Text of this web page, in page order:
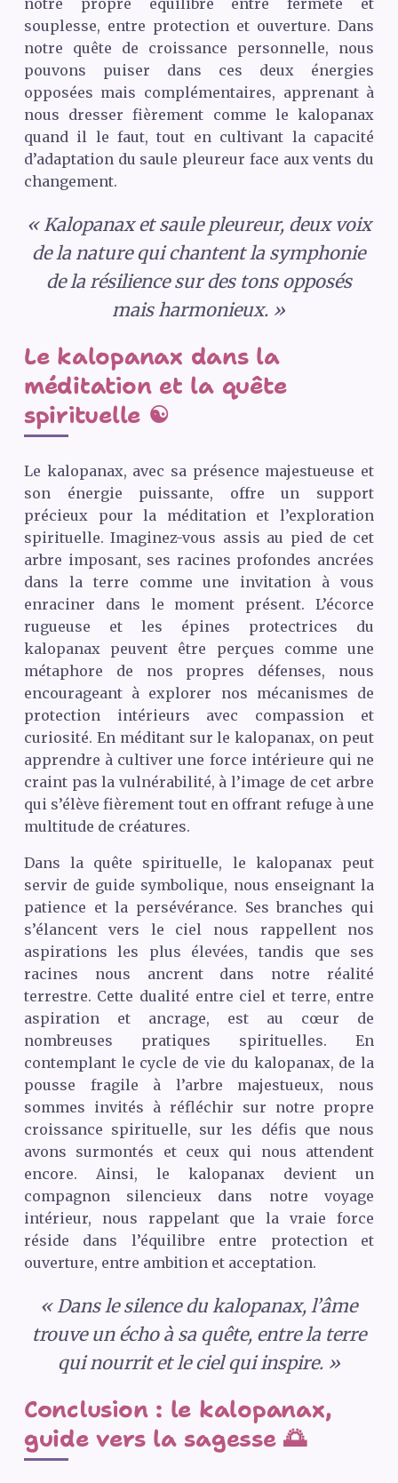
notre propre équilibre entre fermeté et
souplesse, entre protection et ouverture. Dans
notre quête de croissance personnelle, nous
pouvons puiser dans ces deux énergies
opposées mais complémentaires, apprenant à
nous dresser fièrement comme le kalopanax
quand il le faut, tout en cultivant la capacité
d’adaptation du saule pleureur face aux vents du
changement.
« Kalopanax et saule pleureur, deux voix
de la nature qui chantent la symphonie
de la résilience sur des tons opposés
mais harmonieux. »
Le kalopanax dans la
méditation et la quête
spirituelle ☯️
Le kalopanax, avec sa présence majestueuse et
son énergie puissante, offre un support
précieux pour la méditation et l’exploration
spirituelle. Imaginez-vous assis au pied de cet
arbre imposant, ses racines profondes ancrées
dans la terre comme une invitation à vous
enraciner dans le moment présent. L’écorce
rugueuse et les épines protectrices du
kalopanax peuvent être perçues comme une
métaphore de nos propres défenses, nous
encourageant à explorer nos mécanismes de
protection intérieurs avec compassion et
curiosité. En méditant sur le kalopanax, on peut
apprendre à cultiver une force intérieure qui ne
craint pas la vulnérabilité, à l’image de cet arbre
qui s’élève fièrement tout en offrant refuge à une
multitude de créatures.
Dans la quête spirituelle, le kalopanax peut
servir de guide symbolique, nous enseignant la
patience et la persévérance. Ses branches qui
s’élancent vers le ciel nous rappellent nos
aspirations les plus élevées, tandis que ses
racines nous ancrent dans notre réalité
terrestre. Cette dualité entre ciel et terre, entre
aspiration et ancrage, est au cœur de
nombreuses pratiques spirituelles. En
contemplant le cycle de vie du kalopanax, de la
pousse fragile à l’arbre majestueux, nous
sommes invités à réfléchir sur notre propre
croissance spirituelle, sur les défis que nous
avons surmontés et ceux qui nous attendent
encore. Ainsi, le kalopanax devient un
compagnon silencieux dans notre voyage
intérieur, nous rappelant que la vraie force
réside dans l’équilibre entre protection et
ouverture, entre ambition et acceptation.
« Dans le silence du kalopanax, l’âme
trouve un écho à sa quête, entre la terre
qui nourrit et le ciel qui inspire. »
Conclusion : le kalopanax,
guide vers la sagesse 🌅